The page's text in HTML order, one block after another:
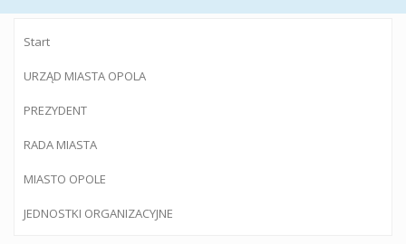
Start
URZĄD MIASTA OPOLA
PREZYDENT
RADA MIASTA
MIASTO OPOLE
JEDNOSTKI ORGANIZACYJNE